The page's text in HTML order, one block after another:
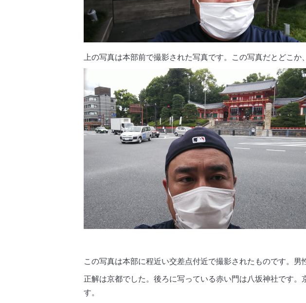
上の写真は本部前で撮影された写真です。この写真だとどこか
この写真は本部に程近い交差点付近で撮影されたものです。男
正解は京都でした。後ろに写っている赤い門は八坂神社です
す。